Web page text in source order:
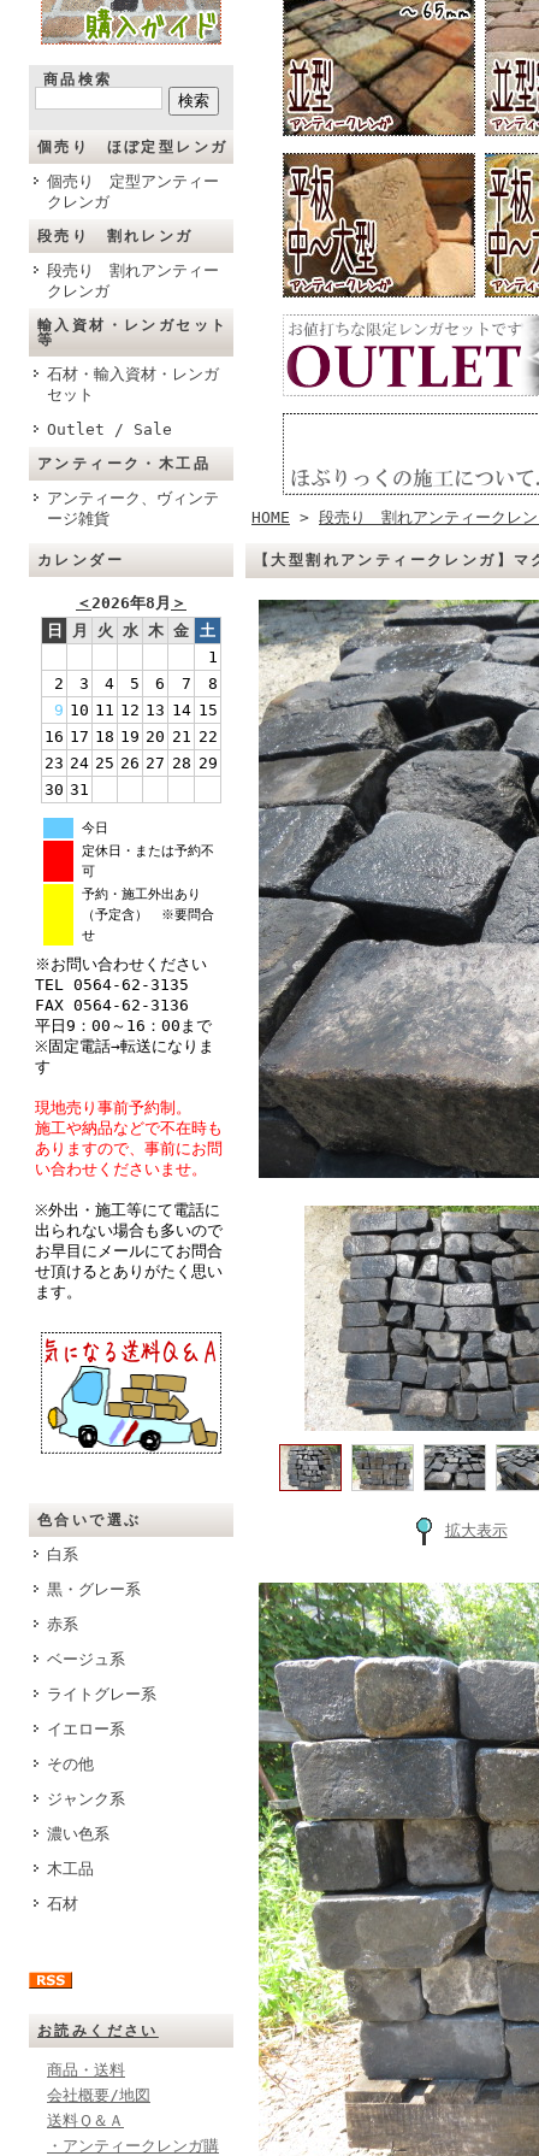
商品検索
個売り ほぼ定型レンガ
個売り 定型アンティー
クレンガ
段売り 割れレンガ
段売り 割れアンティー
クレンガ
輸入資材・レンガセット
等
石材・輸入資材・レンガ
セット
Outlet / Sale
アンティーク・木工品
アンティーク、ヴィンテ
ージ雑貨
カレンダー
＜2026年8月 ＞
日
月 火 水 木 金 土
1
2
3 4 5 6 7
8
9 10 11 12 13 14 15
16 17 18 19 20 21 22
23 24 25 26 27 28 29
30 31
今日
定休日・または予約不
可
予約・施工外出あり
（予定含） ※要問合
せ
※お問い合わせください
TEL 0564-62-3135
FAX 0564-62-3136
平日9：00～16：00まで
※固定電話→転送になりま
す
現地売り事前予約制。
施工や納品などで不在時も
ありますので、事前にお問
い合わせくださいませ。
※外出・施工等にて電話に
出られない場合も多いので
お早目にメールにてお問合
せ頂けるとありがたく思い
ます。
色合いで選ぶ
白系
黒・グレー系
赤系
ベージュ系
ライトグレー系
イエロー系
その他
ジャンク系
濃い色系
木工品
石材
お読みください
商品・送料
会社概要/地図
送料Ｑ＆Ａ
・アンティークレンガ購
HOME > 段売り 割れアンティークレ
【大型割れアンティークレンガ】
拡大表示